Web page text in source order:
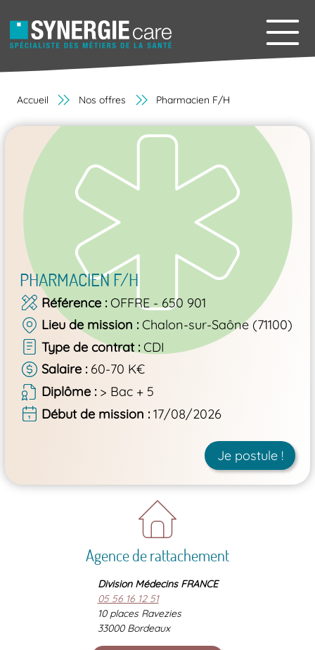
Accueil Nos offres Pharmacien F/H
PHARMACIEN F/H
Référence OFFRE - 650 901
Lieu de mission
Chalon-sur-Saône (71100)
Type de contrat CDI
Salaire
60-70 K€
Diplôme
> Bac + 5
Début de mission
17/08/2026
Je postule !
Agence de rattachement
Division Médecins FRANCE
05 56 16 12 51
10 places Ravezies
33000 Bordeaux